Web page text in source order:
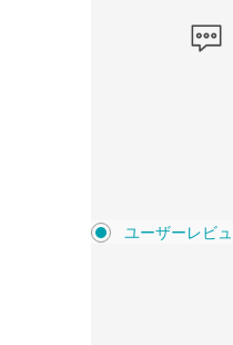
ユーザーレビ